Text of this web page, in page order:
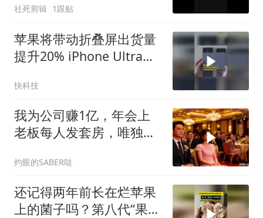
社死剪辑 1跟贴
苹果将带动折叠屏出货量
提升20% iPhone Ultra备
快科技
我为公司赚1亿，年会上
老板每人发套房，唯独给
灼眼的SABER哒
还记得两年前长在烂苹果
上的菌子吗？第八代“果菌